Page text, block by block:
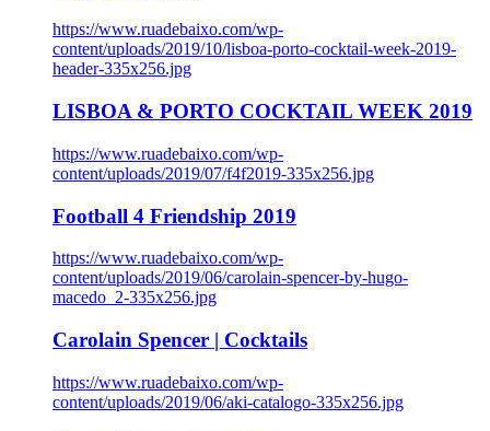
https://www.ruadebaixo.com/wp-
content/uploads/2019/10/lisboa-porto-cocktail-week-2019-
header-335x256.jpg
LISBOA & PORTO COCKTAIL WEEK 2019
https://www.ruadebaixo.com/wp-
content/uploads/2019/07/f4f2019-335x256.jpg
Football 4 Friendship 2019
https://www.ruadebaixo.com/wp-
content/uploads/2019/06/carolain-spencer-by-hugo-
macedo_2-335x256.jpg
Carolain Spencer | Cocktails
https://www.ruadebaixo.com/wp-
content/uploads/2019/06/aki-catalogo-335x256.jpg